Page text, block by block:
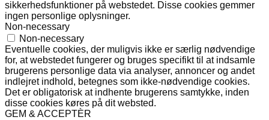
sikkerhedsfunktioner på webstedet. Disse cookies gemmer
ingen personlige oplysninger.
Non-necessary
Non-necessary
Eventuelle cookies, der muligvis ikke er særlig nødvendige
for, at webstedet fungerer og bruges specifikt til at indsamle
brugerens personlige data via analyser, annoncer og andet
indlejret indhold, betegnes som ikke-nødvendige cookies.
Det er obligatorisk at indhente brugerens samtykke, inden
disse cookies køres på dit websted.
GEM & ACCEPTÈR